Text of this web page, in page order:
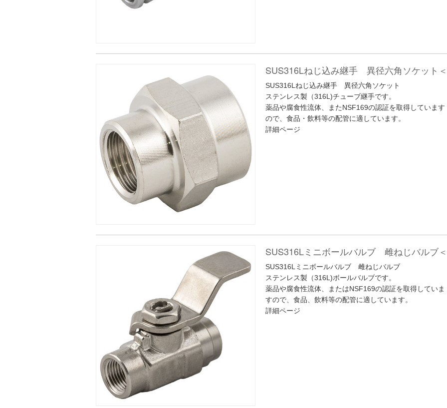
SUS316Lねじ込み継手 異径六角ソケット
SUS316Lねじ込み継手 異径六角ソケット
ステンレス製（316L)チューブ継手です。
薬品や腐食性流体、またNSF169の認証を取得しています
ので、食品・飲料等の配管に適しています。
詳細ページ
SUS316Lミニボールバルブ 雌ねじバルブ
SUS316Lミニボールバルブ 雌ねじバルブ
ステンレス製（316L)ボールバルブです。
薬品や腐食性流体、またはNSF169の認証を取得していま
すので、食品、飲料等の配管に適しています。
詳細ページ